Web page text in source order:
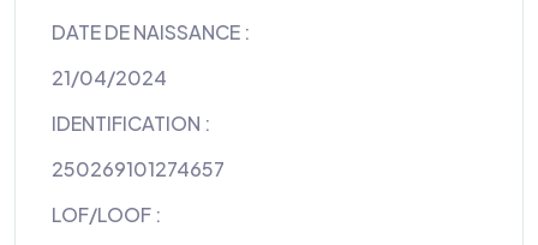
DATE DE NAISSANCE :
21/04/2024
IDENTIFICATION :
250269101274657
LOF/LOOF :